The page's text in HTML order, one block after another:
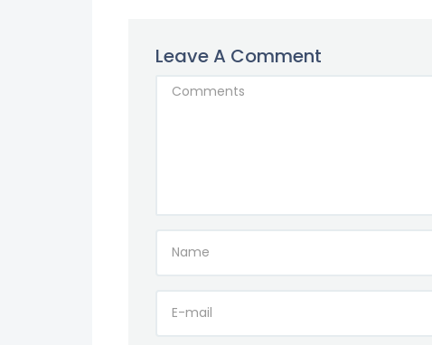
Leave A Comment